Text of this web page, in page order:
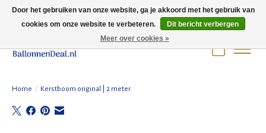
Wij zijn gesloten t/m 3 augustus i.v.m. de zomervakantie.
Home / Kerstboom original | 2 meter
Door het gebruiken van onze website, ga je akkoord met het gebruik van
cookies om onze website te verbeteren.
Dit bericht verbergen
Meer over cookies »